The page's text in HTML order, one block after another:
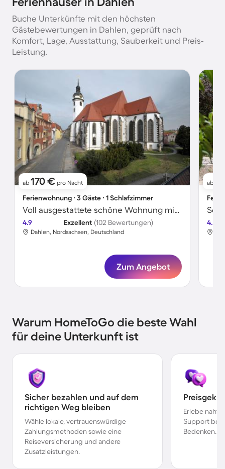
Buche Unterkünfte mit den höchsten
Gästebewertungen in Dahlen, geprüft nach
Komfort, Lage, Ausstattung, Sauberkeit und Preis-
Leistung.
ab 170 € pro Nacht
Ferienwohnung ∙ 3 Gäste ∙ 1 Schlafzimmer
Voll ausgestattete schöne Wohnung mit Terrasse | Stadtblick
4.9 Exzellent (102 Bewertungen)
Dahlen, Nordsachsen, Deutschland
Zum Angebot
ab
4.5
Warum HomeToGo die beste Wahl
für deine Unterkunft ist
Sicher bezahlen und auf dem
richtigen Weg bleiben
Wähle lokale, vertrauenswürdige
Zahlungsmethoden sowie eine
Reiseversicherung und andere
Zusatzleistungen.
Erlebe
Support bei
Bedenken.